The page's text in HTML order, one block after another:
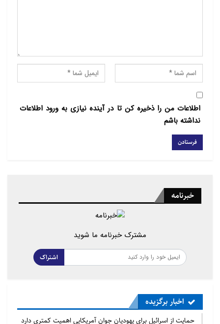
اطلاعات من را ذخیره کن تا در آینده نیازی به ورود اطلاعات
نداشته باشم
خبرنامه
مشترک خبرنامه ما شوید
اشتراک
اخبار برگزیده
حمایت از اسرائیل برای یهودیان جوان آمریکایی اهمیت کمتری دارد